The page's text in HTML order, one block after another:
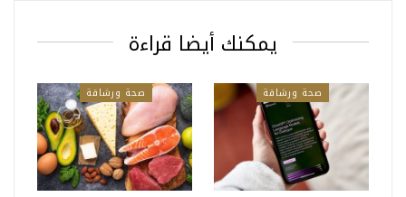
يمكنك أيضا قراءة
صحة ورشاقة صحة ورشاقة